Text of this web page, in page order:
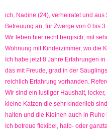
ich, Nadine (24), verheiratet und
Betreuung an, für Zwerge von 0 bis 3
Wir leben hier recht bergisch, mit
Wohnung mit Kinderzimmer, wo die
Ich habe jetzt 8 Jahre Erfahrungen
das mit Freude, grad in der
reichlich Erfahrung vorhanden.
Wir sind ein lustiger Haushalt,
kleine Katzen die sehr kinderlieb
halten und die Kleinen auch in Ruhe
Ich betreue flexibel, halb- oder